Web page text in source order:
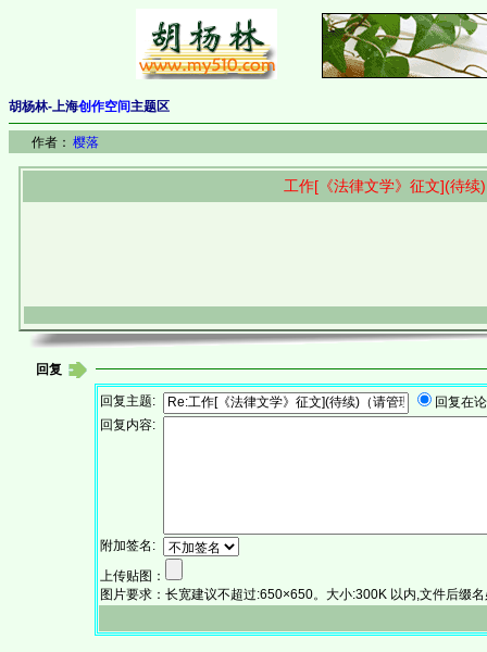
胡杨林-上海创作空间主题区
作者： 樱落
工作[《法律文学》征文](待续
回复
回复主题:
回复在
回复内容:
附加签名:
上传贴图：
图片要求：长宽建议不超过:650×650。大小:300K 以内,文件后缀